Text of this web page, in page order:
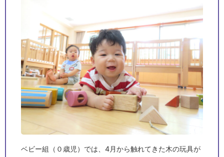
ベビー組（０歳児）では、4月から触れてきた木の玩具が